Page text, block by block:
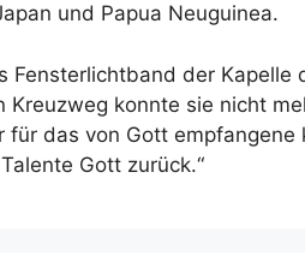
und Papua Neuguinea.
Fensterlichtband der
konnte sie nicht
für das von Gott
Gott zurück.“